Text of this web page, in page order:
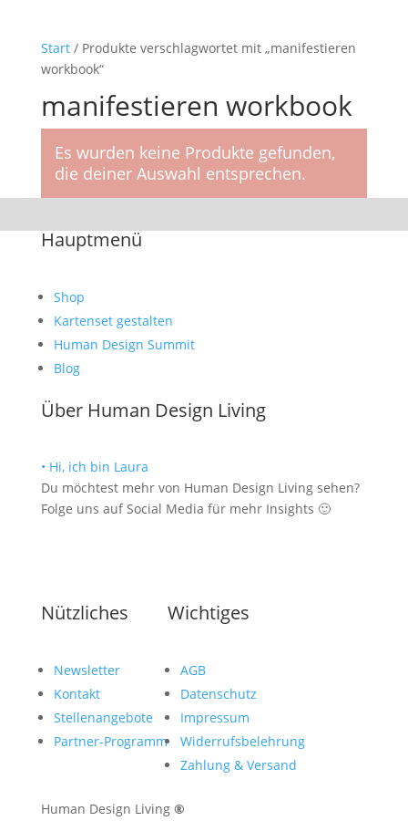
Start/ Produkte verschlagwortet mit „manifestieren
workbook“
manifestieren workbook
Es wurden keine Produkte gefunden,
die deiner Auswahl entsprechen.
Hauptmenü
Shop
Kartenset gestalten
Human Design Summit
Blog
Über Human Design Living
• Hi, ich bin Laura
Du möchtest mehr von Human Design Living sehen?
Folge uns auf Social Media für mehr Insights 🙂
Nützliches
Newsletter
Kontakt
Stellenangebote
Partner-Programm
Wichtiges
AGB
Datenschutz
Impressum
Widerrufsbelehrung
Zahlung & Versand
Human Design Living ®